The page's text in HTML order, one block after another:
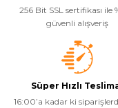
256 Bit SSL sertifikası ile
güvenli alışveriş
Süper Hızlı
16:00’a kadar ki